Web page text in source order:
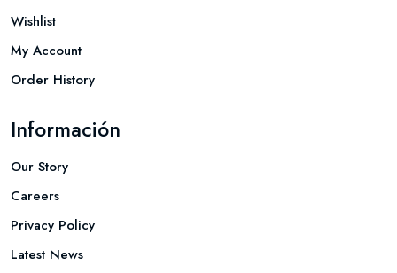
Wishlist
My Account
Order History
Información
Our Story
Careers
Privacy Policy
Latest News